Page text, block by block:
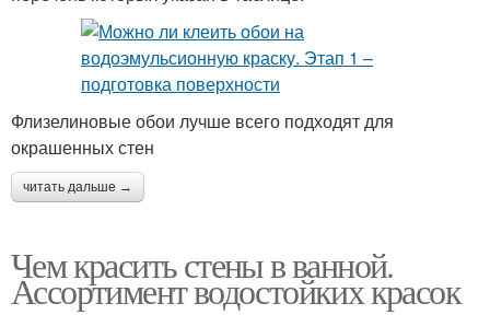
Флизелиновые обои лучше всего подходят для
окрашенных стен
читать дальше →
Чем красить стены в ванной.
Ассортимент водостойких красок